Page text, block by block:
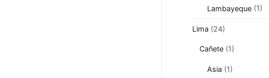
Lambayeque(1)
Lima (24)
Cañete (1)
Asia (1)